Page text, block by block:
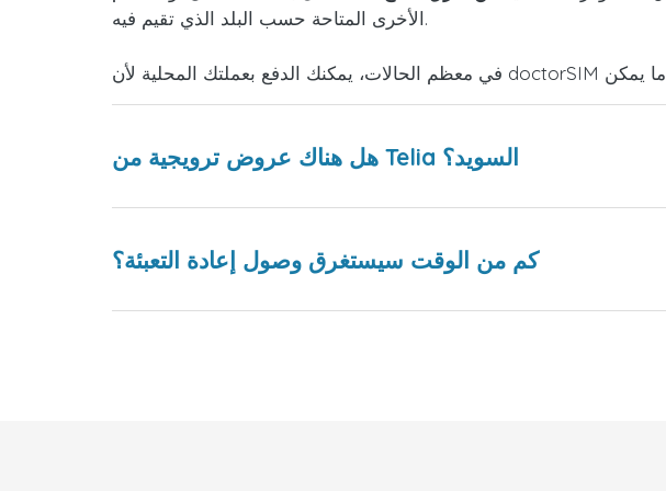
الأخرى المتاحة حسب البلد الذي تقيم فيه.
هل هناك عروض ترويجية من Telia السويد؟
كم من الوقت سيستغرق وصول إعادة التعبئة؟